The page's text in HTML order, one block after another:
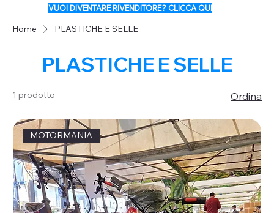
VUOI DIVENTARE RIVENDITORE? CLICCA QUI
Home PLASTICHE E SELLE
PLASTICHE E SELLE
1 prodotto Ordina
MOTORMANIA